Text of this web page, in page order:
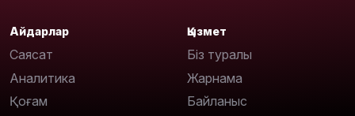
Айдарлар
Саясат
Аналитика
Қоғам
Қызмет
Біз туралы
Жарнама
Байланыс